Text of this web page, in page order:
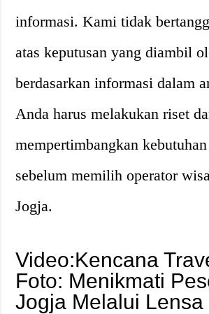
informasi. Kami tidak
atas keputusan yang diambil
berdasarkan informasi dalam
Anda harus melakukan riset
mempertimbangkan
sebelum memilih operator
Jogja.
Video:Kencana
Foto: Menikmati
Jogja Melalui Lensa